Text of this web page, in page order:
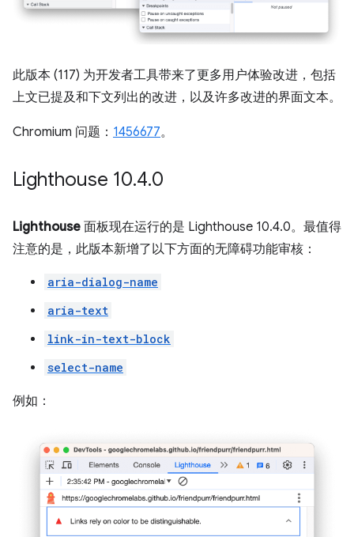
此版本 (117) 为开发者工具带来了更多用户体验改进，包括
上文已提及和下文列出的改进，以及许多改进的界面文本。
Chromium 问题： 1456677。
Lighthouse 10.4.0
Lighthouse 面板现在运行的是 Lighthouse 10.4.0。最值得
注意的是，此版本新增了以下方面的无障碍功能审核：
aria-dialog-name
aria-text
link-in-text-block
select-name
例如：